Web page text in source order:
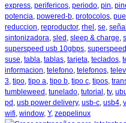
express, perifericos, periodo, pin,
potencia, powered-b, protocolos,
reduccion, reproductor, rhel , se, señal
sintonizadora, sled , sleep & charge,
superspeed usb 10gbps,
suse, tabla, tablas, tarjeta, teclados,
informacion, telefono, telefonos,
3, tipo, tipo a, tipo b, tipo c, tipos,
tumbleweed , tunelado, tutorial , tv,
pd , usb power delivery, usb-c, usb4,
wifi, window, Y, zeppelinux